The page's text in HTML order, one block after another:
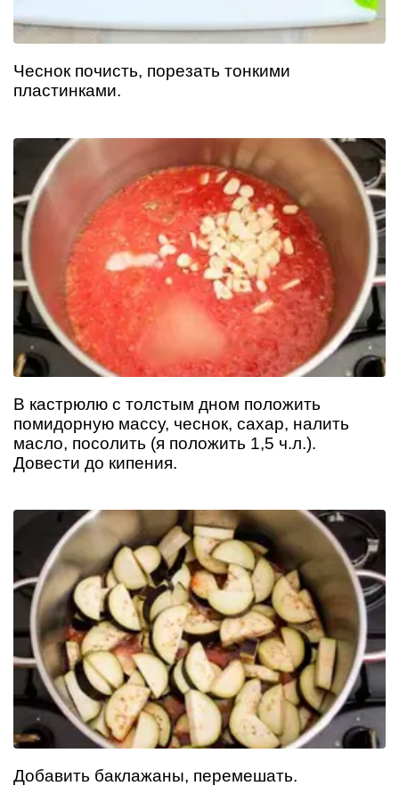
Чеснок почисть, порезать тонкими
пластинками.
В кастрюлю с толстым дном положить
помидорную массу, чеснок, сахар, налить
масло, посолить (я положить 1,5 ч.л.).
Довести до кипения.
Добавить баклажаны, перемешать.